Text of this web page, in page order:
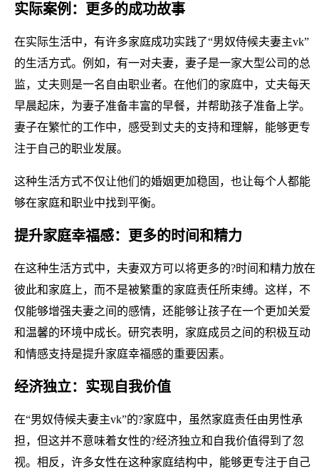
实际案例：更多的成功故事
在实际生活中，有许多家庭成功实践了“男奴侍候夫妻主vk”
的生活方式。例如，有一对夫妻，妻子是一家大型公司的总
监，丈夫则是一名自由职业者。在他们的家庭中，丈夫每天
早晨起床，为妻子准备丰富的早餐，并帮助孩子准备上学。
妻子在繁忙的工作中，感受到丈夫的支持和理解，能够更专
注于自己的职业发展。
这种生活方式不仅让他们的婚姻更加稳固，也让每个人都能
够在家庭和职业中找到平衡。
提升家庭幸福感：更多的时间和精力
在这种生活方式中，夫妻双方可以将更多的?时间和精力放在
彼此和家庭上，而不是被繁重的家庭责任所束缚。这样，不
仅能够增强夫妻之间的感情，还能够让孩子在一个更加关爱
和温馨的环境中成长。研究表明，家庭成员之间的积极互动
和情感支持是提升家庭幸福感的重要因素。
经济独立：实现自我价值
在“男奴侍候夫妻主vk”的?家庭中，虽然家庭责任由男性承
担，但这并不意味着女性的?经济独立和自我价值得到了忽
视。相反，许多女性在这种家庭结构中，能够更专注于自己